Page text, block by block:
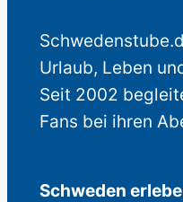
Urlaub, Leben
Seit 2002
Fans bei ihren
Schweden